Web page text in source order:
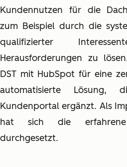
Kundennutzen für die
zum Beispiel durch die
qualifizierter
Herausforderungen zu
DST mit HubSpot für eine
automatisierte Lösung,
Kundenportal ergänzt. Als
hat sich die
durchgesetzt.